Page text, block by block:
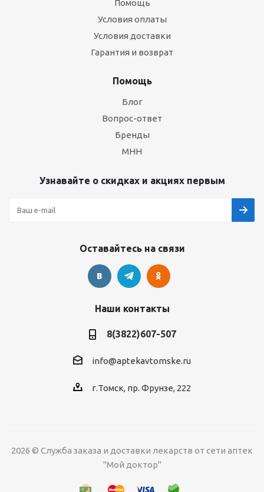
Помощь
Условия оплаты
Условия доставки
Гарантия и возврат
Помощь
Блог
Вопрос-ответ
Бренды
МНН
Узнавайте о скидках и акциях первым
Оставайтесь на связи
Наши контакты
8(3822)607-507
info@aptekavtomske.ru
г.Томск, пр. Фрунзе, 222
2026 © Служба заказа и доставки лекарств от сети аптек
"Мой доктор"